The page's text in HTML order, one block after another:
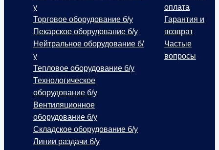
у
Торговое оборудование б/у
Пекарское оборудование б/у
Нейтральное оборудование б/
у
Тепловое оборудование б/у
Технологическое
оборудование б/у
Вентиляционное
оборудование б/у
Складское оборудование б/у
Линии раздачи б/у
оплата
Гарантия и
возврат
Частые
вопросы